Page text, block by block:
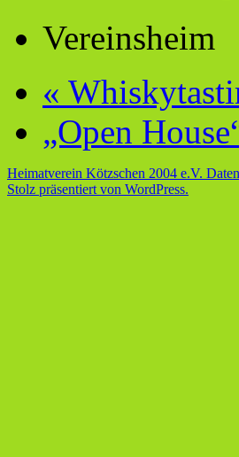
Vereinsheim
«
„Open
Heimatverein Kötzschen 2004 e.V.
Stolz präsentiert von WordPress.